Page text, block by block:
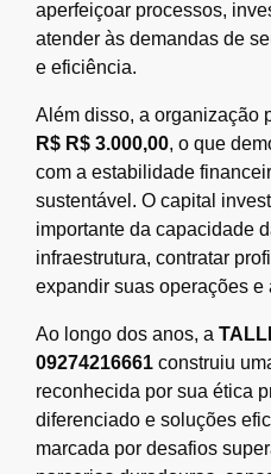
aperfeiçoar processos,
atender às demandas de
e eficiência.
Além disso, a organização
R$ R$ 3.000,00, o que
com a estabilidade
sustentável. O capital
importante da capacidade
infraestrutura, contratar
expandir suas operações e
Ao longo dos anos, a
09274216661 construiu
reconhecida por sua ética
diferenciado e soluções
marcada por desafios